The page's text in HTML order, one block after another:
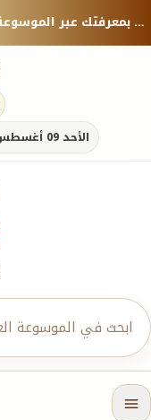
منصة معرفية موثوقة — شارك بمعرفتك عبر الموسوعة العالمية كيوبيديا.
الأحد 09 أغسطس 2026